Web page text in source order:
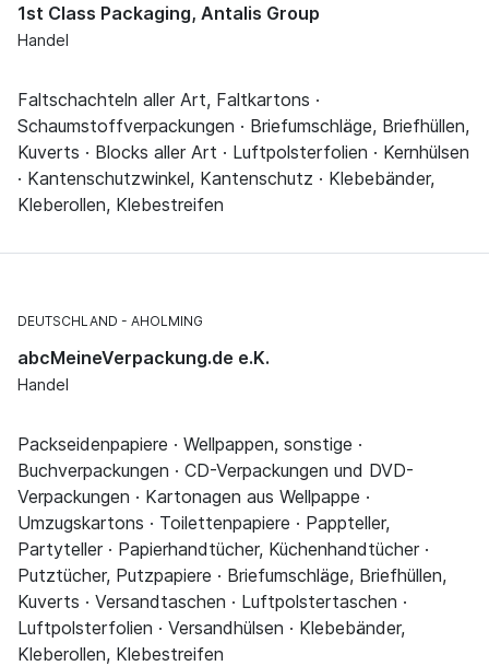
1st Class Packaging, Antalis Group
Handel
Faltschachteln aller Art, Faltkartons ·
Schaumstoffverpackungen · Briefumschläge, Briefhüllen,
Kuverts · Blocks aller Art · Luftpolsterfolien · Kernhülsen
· Kantenschutzwinkel, Kantenschutz · Klebebänder,
Kleberollen, Klebestreifen
DEUTSCHLAND AHOLMING
abcMeineVerpackung.de e.K.
Handel
Packseidenpapiere · Wellpappen, sonstige ·
Buchverpackungen · CD-Verpackungen und DVD-
Verpackungen · Kartonagen aus Wellpappe ·
Umzugskartons · Toilettenpapiere · Pappteller,
Partyteller · Papierhandtücher, Küchenhandtücher ·
Putztücher, Putzpapiere · Briefumschläge, Briefhüllen,
Kuverts · Versandtaschen · Luftpolstertaschen ·
Luftpolsterfolien · Versandhülsen · Klebebänder,
Kleberollen, Klebestreifen